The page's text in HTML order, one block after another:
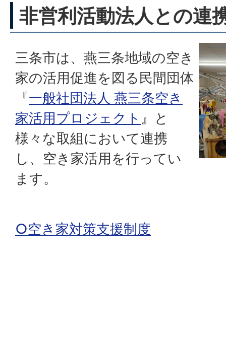
非営利活動法人との連
三条市は、燕三条地域の空き
家の活用促進を図る民間団体
『一般社団法人 燕三条空き
家活用プロジェクト 』と
様々な取組において連携
し、空き家活用を行ってい
ます。
○空き家対策支援制度